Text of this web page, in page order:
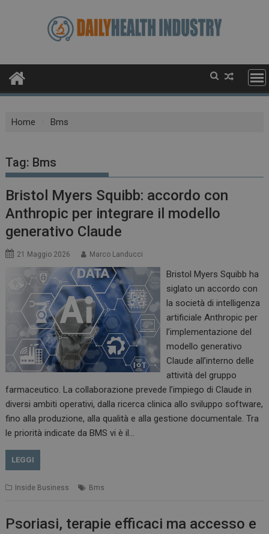
Home Bms
Tag: Bms
Bristol Myers Squibb: accordo con
Anthropic per integrare il modello
generativo Claude
21 Maggio 2026 Marco Landucci
Bristol Myers Squibb ha
siglato un accordo con
la società di intelligenza
artificiale Anthropic per
l’implementazione del
modello generativo
Claude all’interno delle
attività del gruppo
farmaceutico. La collaborazione prevede l’impiego di Claude in
diversi ambiti operativi, dalla ricerca clinica allo sviluppo software,
fino alla produzione, alla qualità e alla gestione documentale. Tra
le priorità indicate da BMS vi è il…
LEGGI
Inside Business Bms
Psoriasi, terapie efficaci ma accesso e